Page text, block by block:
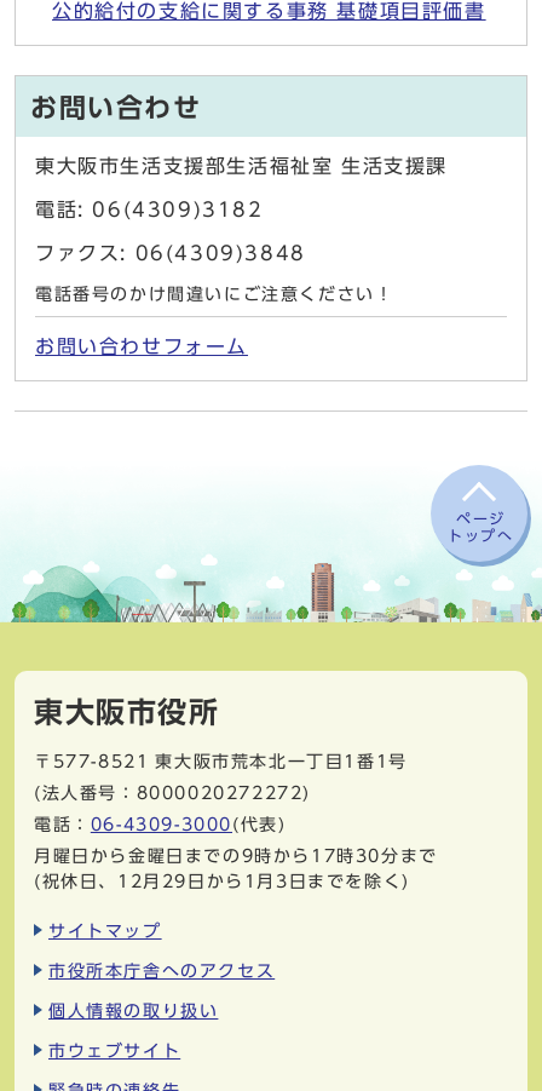
公的給付の支給に関する事務 基礎項目評価書
お問い合わせ
東大阪市生活支援部生活福祉室 生活支援課
電話: 06(4309)3182
ファクス: 06(4309)3848
電話番号のかけ間違いにご注意ください！
お問い合わせフォーム
ページ
トップへ
東大阪市役所
〒577-8521
東大阪市荒本北一丁目1番1号
(法人番号：8000020272272)
電話： 06-4309-3000 (代表)
月曜日から金曜日までの9時から17時30分まで
(祝休日、12月29日から1月3日までを除く)
サイトマップ
市役所本庁舎へのアクセス
個人情報の取り扱い
市ウェブサイト